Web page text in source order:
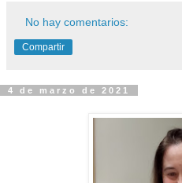
No hay comentarios:
Compartir
4 de marzo de 2021